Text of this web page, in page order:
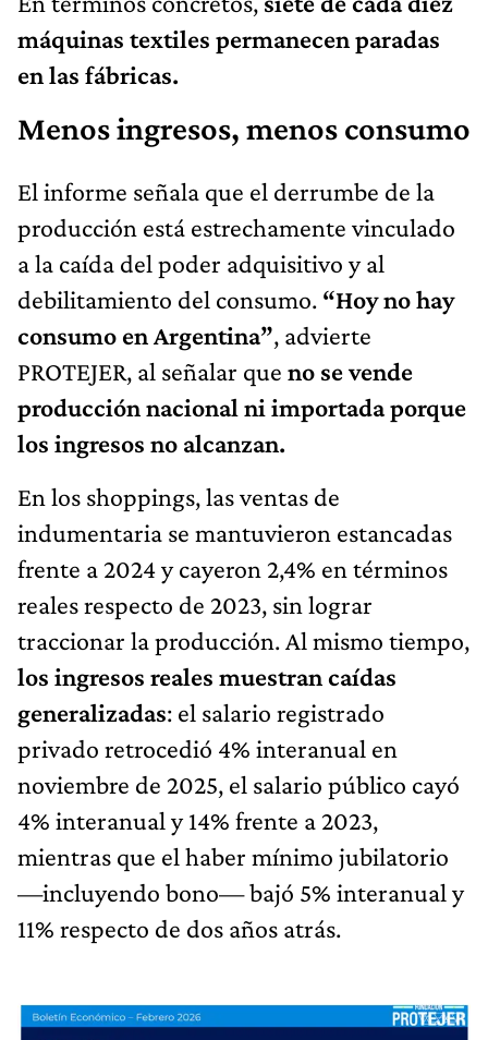
máquinas textiles permanecen paradas
en las fábricas.
Menos ingresos, menos consumo
El informe señala que el derrumbe de la
producción está estrechamente vinculado
a la caída del poder adquisitivo y al
debilitamiento del consumo. “Hoy no hay
consumo en Argentina”, advierte
PROTEJER, al señalar que no se vende
producción nacional ni importada porque
los ingresos no alcanzan.
En los shoppings, las ventas de
indumentaria se mantuvieron estancadas
frente a 2024 y cayeron 2,4% en términos
reales respecto de 2023, sin lograr
traccionar la producción. Al mismo tiempo,
los ingresos reales muestran caídas
generalizadas: el salario registrado
privado retrocedió 4% interanual en
noviembre de 2025, el salario público cayó
4% interanual y 14% frente a 2023,
mientras que el haber mínimo jubilatorio
—incluyendo bono— bajó 5% interanual y
11% respecto de dos años atrás.